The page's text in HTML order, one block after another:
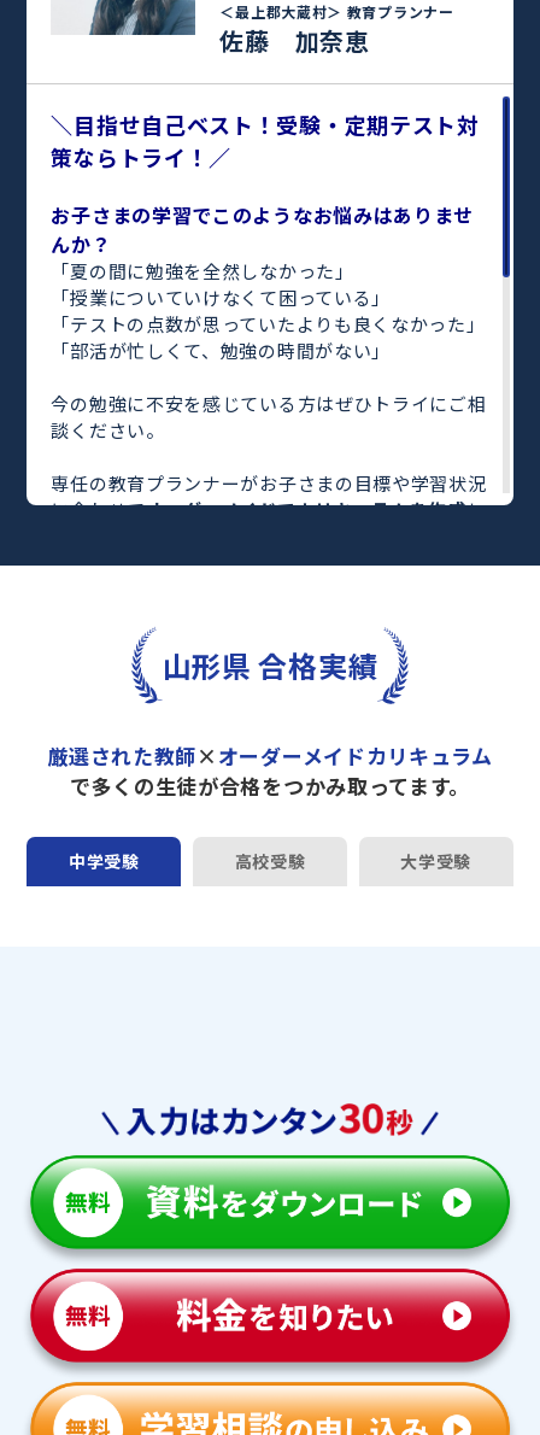
＜最上郡大蔵村＞ 教育プランナー
佐藤 加奈恵
＼目指せ自己ベスト！受験・定期テスト対
策ならトライ！／
お子さまの学習でこのようなお悩みはありませ
んか？
「夏の間に勉強を全然しなかった」
「授業についていけなくて困っている」
「テストの点数が思っていたよりも良くなかった」
「部活が忙しくて、勉強の時間がない」
今の勉強に不安を感じている方はぜひトライにご相
談ください。
専任の教育プランナーがお子さまの目標や学習状況
に合わせてオーダーメイドでカリキュラムを作成し
完全マンツーマンで自分に合った教師がわかるまで
さらに、単元別の学習の理解度がわかる「AI学習診
や授業内容や授業以外の勉強をナビゲートする
「DAILY TRY」
など、豊富な学習コンテンツが
トライで一緒に“自己最高得点”を目指しません
か？
オンラインでの学習面談も承っております。
山形県 合格実績
厳選された教師× オーダーメイドカリキュラム
で多くの生徒が合格をつかみ取ってます。
中学受験 高校受験 大学受験